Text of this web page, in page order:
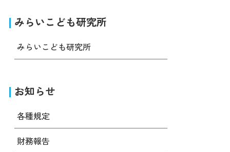
みらいこども研究所
みらいこども研究所
お知らせ
各種規定
財務報告